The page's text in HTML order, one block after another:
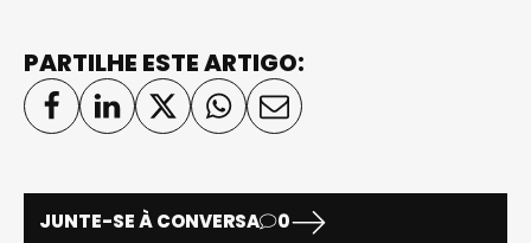
PARTILHE ESTE ARTIGO:
JUNTE-SE À CONVERSA 0